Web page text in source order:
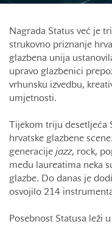
Nagrada Status već je
strukovno priznanje
glazbena unija
upravo glazbenici
vrhunsku izvedbu,
umjetnosti.
Tijekom triju desetljeća
hrvatske glazbene
generacije jazz, rock,
među laureatima neka
glazbe. Do danas je
osvojilo 214
Posebnost Statusa leži